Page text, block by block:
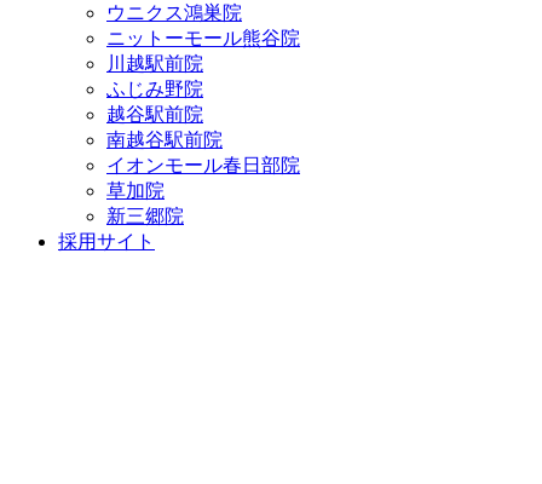
ウニクス鴻巣院
ニットーモール熊谷院
川越駅前院
ふじみ野院
越谷駅前院
南越谷駅前院
イオンモール春日部院
草加院
新三郷院
採用サイト